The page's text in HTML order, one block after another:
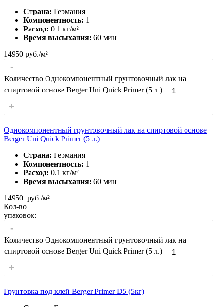
Страна: Германия
Компонентность: 1
Расход: 0.1 кг/м²
Время высыхания: 60 мин
14950 руб./м²
-
Количество Однокомпонентный грунтовочный лак на
спиртовой основе Berger Uni Quick Primer (5 л.)
+
Однокомпонентный грунтовочный лак на спиртовой основе
Berger Uni Quick Primer (5 л.)
Страна: Германия
Компонентность: 1
Расход: 0.1 кг/м²
Время высыхания: 60 мин
14950 руб./м²
Кол-во
упаковок:
-
Количество Однокомпонентный грунтовочный лак на
спиртовой основе Berger Uni Quick Primer (5 л.)
+
Грунтовка под клей Berger Primer D5 (5кг)